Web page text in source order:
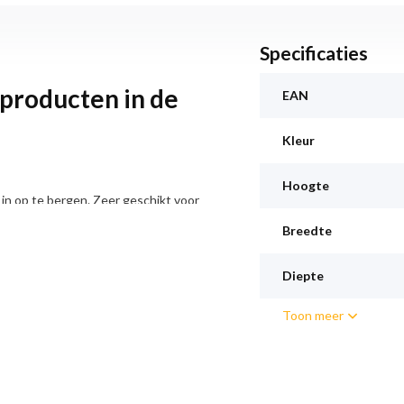
in de
op te bergen. Zeer geschikt voor
voor een kinderfeestje in huis wilt
minder stroom dan
Specificaties
EAN
Kleur
Hoogte
Breedte
Diepte
Toon meer